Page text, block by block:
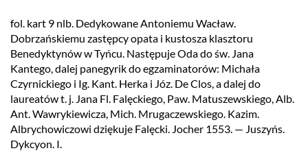
fol. kart 9 nlb. Dedykowane Antoniemu Wacław.
Dobrzańskiemu zastępcy opata i kustosza klasztoru
Benedyktynów w Tyńcu. Następuje Oda do św. Jana
Kantego, dalej panegyrik do egzaminatorów: Michała
Czyrnickiego i Ig. Kant. Herka i Józ. De Clos, a dalej do
laureatów t. j. Jana Fl. Falęckiego, Paw. Matuszewskiego, Alb.
Ant. Wawrykiewicza, Mich. Mrugaczewskiego. Kazim.
Albrychowiczowi dziękuje Falęcki. Jocher 1553. — Juszyńs.
Dykcyon. I.